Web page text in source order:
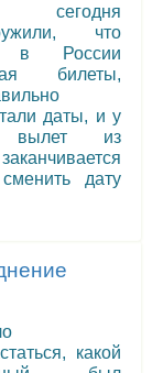
сегодня
что
в России
билеты,
даты, и у
вылет из
дату
какой